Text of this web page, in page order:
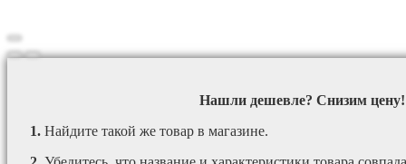
Нашли дешевле? Снизим цену!
1. Найдите такой же товар в магазине.